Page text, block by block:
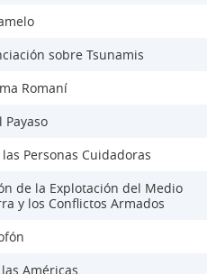
sobre Tsunamis
Romaní
Personas Cuidadoras
de la Explotación del Medio
y los Conflictos Armados
Américas